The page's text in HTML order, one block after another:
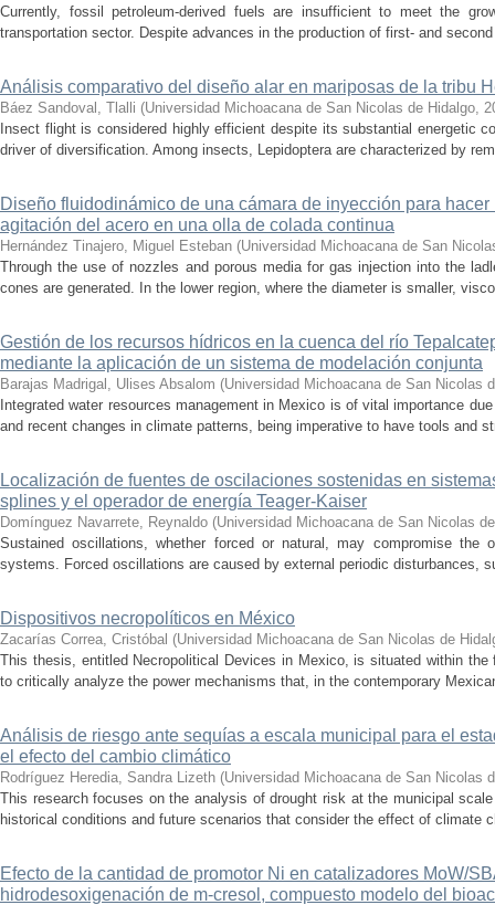
Currently, fossil petroleum-derived fuels are insufficient to meet the
transportation sector. Despite advances in the production of first- and
Análisis comparativo del diseño alar en mariposas de la tribu
Báez Sandoval, Tlalli (Universidad Michoacana de San Nicolas de Hidalgo,
Insect flight is considered highly efficient despite its substantial energetic
driver of diversification. Among insects, Lepidoptera are characterized by
Diseño fluidodinámico de una cámara de inyección para
agitación del acero en una olla de colada continua
Hernández Tinajero, Miguel Esteban (Universidad Michoacana de San
Through the use of nozzles and porous media for gas injection into the
cones are generated. In the lower region, where the diameter is smaller,
Gestión de los recursos hídricos en la cuenca del río
mediante la aplicación de un sistema de modelación conjunta
Barajas Madrigal, Ulises Absalom (Universidad Michoacana de San Nicolas
Integrated water resources management in Mexico is of vital importance
and recent changes in climate patterns, being imperative to have tools and
Localización de fuentes de oscilaciones sostenidas en
splines y el operador de energía Teager-Kaiser
Domínguez Navarrete, Reynaldo (Universidad Michoacana de San Nicolas
Sustained oscillations, whether forced or natural, may compromise the
systems. Forced oscillations are caused by external periodic disturbances,
Dispositivos necropolíticos en México
Zacarías Correa, Cristóbal (Universidad Michoacana de San Nicolas de
This thesis, entitled Necropolitical Devices in Mexico, is situated within
to critically analyze the power mechanisms that, in the contemporary
Análisis de riesgo ante sequías a escala municipal para el
el efecto del cambio climático
Rodríguez Heredia, Sandra Lizeth (Universidad Michoacana de San Nicolas
This research focuses on the analysis of drought risk at the municipal
historical conditions and future scenarios that consider the effect of climate
Efecto de la cantidad de promotor Ni en catalizadores MoW/
hidrodesoxigenación de m-cresol, compuesto modelo del